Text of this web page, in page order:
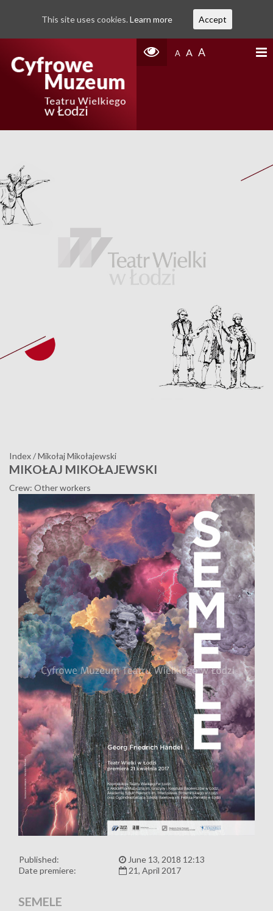
A A A
Index/Mikołaj Mikołajewski
MIKOŁAJ MIKOŁAJEWSKI
Crew: Other workers
Published:
June 13, 2018 12:13
Date premiere:
21, April 2017
SEMELE
This site uses cookies. Learn more Accept